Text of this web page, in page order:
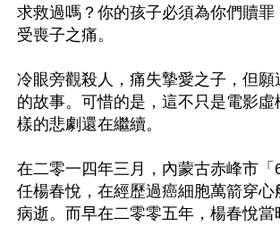
求救過嗎？你的孩子必須為你們贖罪
受喪子之痛。
冷眼旁觀殺人，痛失摯愛之子，但願
的故事。可惜的是，這不只是電影虛
樣的悲劇還在繼續。
在二零一四年三月，內蒙古赤峰市「
任楊春悅，在經歷過癌細胞萬箭穿心
病逝。而早在二零零五年，楊春悅當